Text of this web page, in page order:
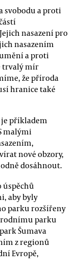
svobodu a proti
nasazení pro
nasazením
a proti
trvalý mír
že příroda
hranice také
příkladem
malými
nové obzory,
dosáhnout.
úspěchů
aby byly
parku rozšířeny
parku
Šumava
z regionů
Evropě,